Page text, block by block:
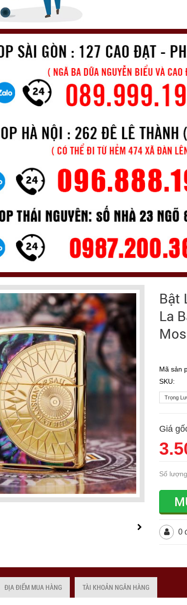
Bật
La
Mã sản
SKU:
Trọng
Giá
Số lượng
0
ĐỊA ĐIỂM MUA HÀNG TÀI KHOẢN NGÂN HÀNG